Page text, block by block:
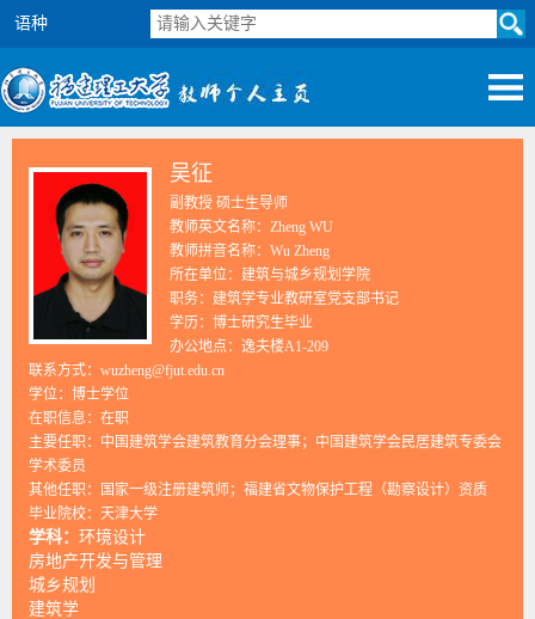
语种
吴征
副教授 硕士生导师
教师英文名称：Zheng WU
教师拼音名称：Wu Zheng
所在单位：建筑与城乡规划学院
职务：建筑学专业教研室党支部书记
学历：博士研究生毕业
办公地点：逸夫楼A1-209
联系方式：wuzheng@fjut.edu.cn
学位：博士学位
在职信息：在职
主要任职：中国建筑学会建筑教育分会理事；中国建筑学会民居建筑专委会
学术委员
其他任职：国家一级注册建筑师；福建省文物保护工程（勘察设计）资质
毕业院校：天津大学
学科： 环境设计
房地产开发与管理
城乡规划
建筑学